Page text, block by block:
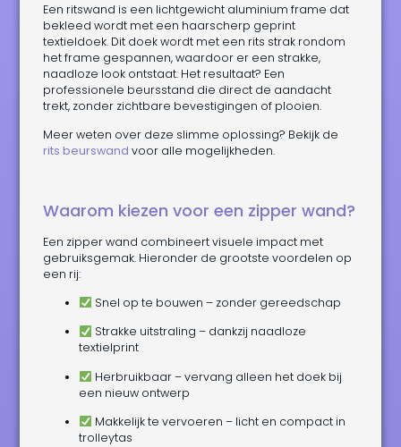
Een ritswand is een lichtgewicht aluminium frame dat
bekleed wordt met een haarscherp geprint
textieldoek. Dit doek wordt met een rits strak rondom
het frame gespannen, waardoor er een strakke,
naadloze look ontstaat. Het resultaat? Een
professionele beursstand die direct de aandacht
trekt, zonder zichtbare bevestigingen of plooien.
Meer weten over deze slimme oplossing? Bekijk de
rits beurswand voor alle mogelijkheden.
Waarom kiezen voor een zipper wand?
Een zipper wand combineert visuele impact met
gebruiksgemak. Hieronder de grootste voordelen op
een rij:
Snel op te bouwen – zonder gereedschap
Strakke uitstraling – dankzij naadloze
textielprint
Herbruikbaar – vervang alleen het doek bij
een nieuw ontwerp
Makkelijk te vervoeren – licht en compact in
trolleytas